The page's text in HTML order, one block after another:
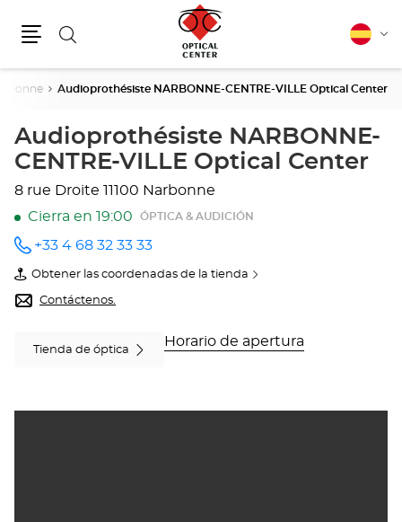
Buscar Español
Audioprothésiste NARBONNE-CENTRE-VILLE Optical Center
Audioprothésiste NARBONNE-
CENTRE-VILLE Optical Center
8 rue Droite 11100 Narbonne
Cierra en 19:00
ÓPTICA & AUDICIÓN
número
de
teléfono
+33 4 68 32 33 33
Obtener las coordenadas de la tienda
de
Audioprothésiste
NARBONNE-
Optical
Contáctenos.
Tienda de óptica
Horario de apertura